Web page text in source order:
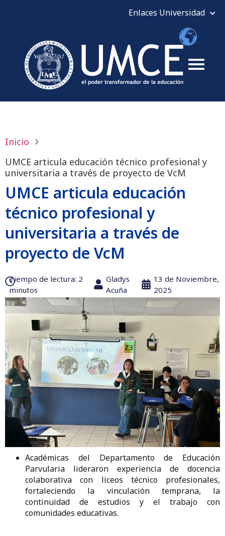
Inicio
UMCE articula educación técnico profesional y
universitaria a través de proyecto de VcM
UMCE articula educación
técnico profesional y
universitaria a través de
proyecto de VcM
Tiempo de lectura:‎ 2
minutos
Gladys
Acuña
13 de Noviembre,
2025
Académicas del Departamento de Educación
Parvularia lideraron experiencia de docencia
colaborativa con liceos técnico profesionales,
fortaleciendo la vinculación temprana, la
continuidad de estudios y el trabajo con
comunidades educativas.